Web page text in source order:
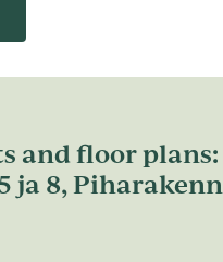
and floor plans:
ja 8,